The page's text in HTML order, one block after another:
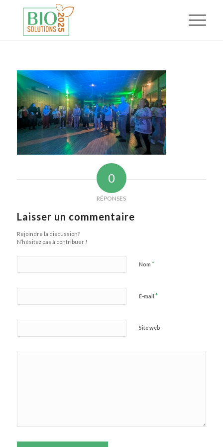
0
RÉPONSES
Laisser un commentaire
Rejoindre la discussion?
N’hésitez pas à contribuer !
Nom *
E-mail *
Site web